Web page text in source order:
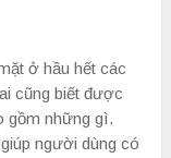
ở hầu hết các
cũng biết được
gồm những gì.
người dùng có